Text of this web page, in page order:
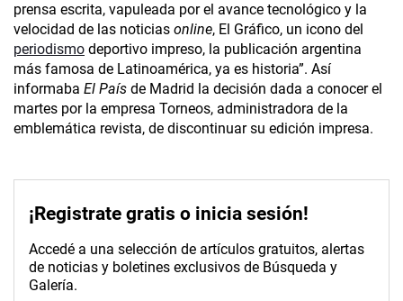
prensa escrita, vapuleada por el avance tecnológico y la
velocidad de las noticias online, El Gráfico, un icono del
periodismo deportivo impreso, la publicación argentina
más famosa de Latinoamérica, ya es historia”. Así
informaba El País de Madrid la decisión dada a conocer el
martes por la empresa Torneos, administradora de la
emblemática revista, de discontinuar su edición impresa.
¡Registrate gratis o inicia sesión!
Accedé a una selección de artículos gratuitos, alertas
de noticias y boletines exclusivos de Búsqueda y
Galería.